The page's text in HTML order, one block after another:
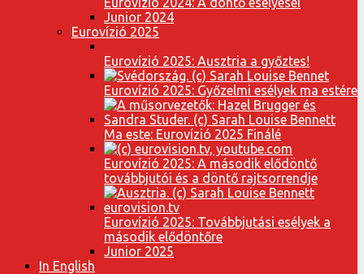
Junior 2024
Eurovízió 2025
Eurovízió 2025: Ausztria a győztes!
Eurovízió 2025: Győzelmi esélyek ma estére
Ma este: Eurovízió 2025 Finálé
Eurovízió 2025: A második elődöntő
továbbjutói és a döntő rajtsorrendje
Eurovízió 2025: Továbbjutási esélyek a
második elődöntőre
Junior 2025
In English